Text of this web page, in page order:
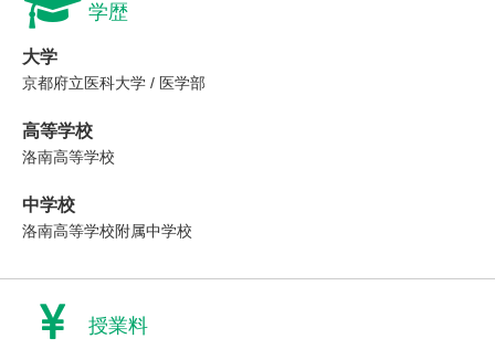
学歴
大学
京都府立医科大学 / 医学部
高等学校
洛南高等学校
中学校
洛南高等学校附属中学校
授業料